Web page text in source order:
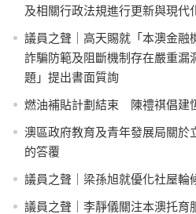
及相關行政法規進行更新與現代
議員之聲｜高天賜就「本澳金融
詐騙防範及阻斷機制存在嚴重漏
題」提出書面質詢
燃油補貼計劃結束 陳禮祺倡建
澳區政府教育及青年發展局關於
的答覆
議員之聲｜梁孫旭就優化社屋輪
議員之聲｜李靜儀關注本澳托育